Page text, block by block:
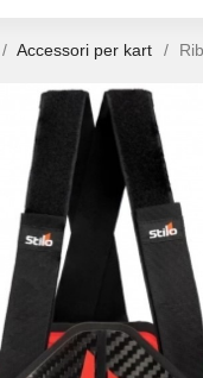
Accessori per kart